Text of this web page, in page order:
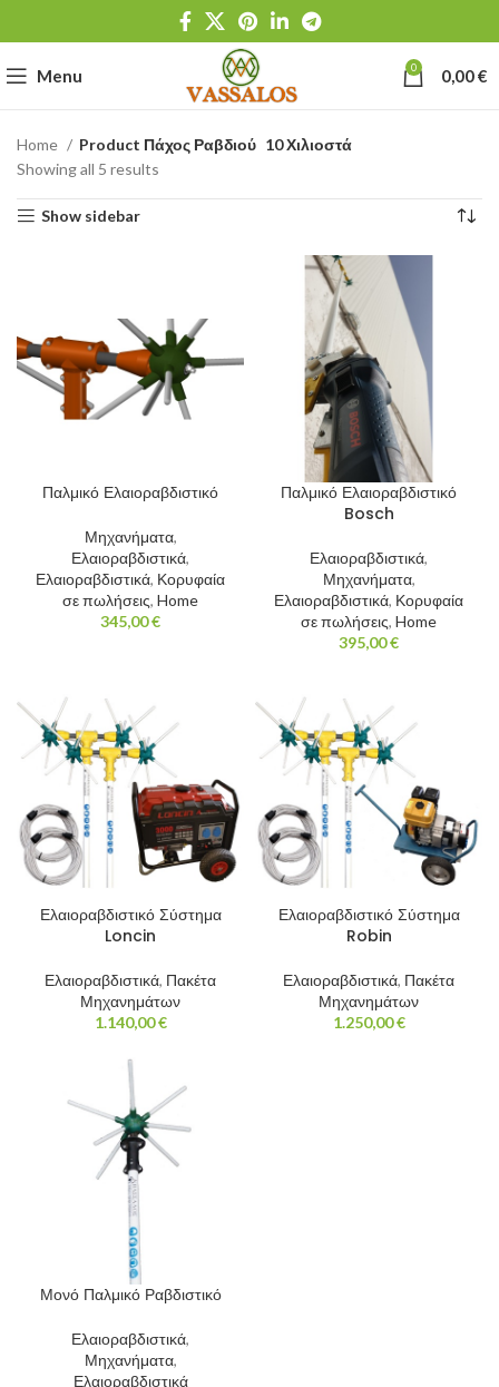
Menu 0 0,00€
Home Product Πάχος Ραβδιού 10 Χιλιοστά
Showing all 5 results
Show sidebar
Παλμικό Ελαιοραβδιστικό
Μηχανήματα,
Ελαιοραβδιστικά,
Ελαιοραβδιστικά, Κορυφαία
σε πωλήσεις, Home
345,00€
Παλμικό Ελαιοραβδιστικό
Bosch
Ελαιοραβδιστικά,
Μηχανήματα,
Ελαιοραβδιστικά, Κορυφαία
σε πωλήσεις, Home
395,00€
Ελαιοραβδιστικό Σύστημα
Loncin
Ελαιοραβδιστικά, Πακέτα
Μηχανημάτων
1.140,00€
Ελαιοραβδιστικό Σύστημα
Robin
Ελαιοραβδιστικά, Πακέτα
Μηχανημάτων
1.250,00€
Μονό Παλμικό Ραβδιστικό
Ελαιοραβδιστικά,
Μηχανήματα,
Ελαιοραβδιστικά